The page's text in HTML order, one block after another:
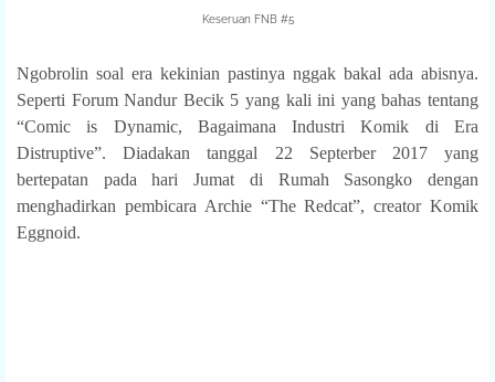
Keseruan FNB #5
Ngobrolin soal era kekinian pastinya nggak bakal ada abisnya.
Seperti Forum Nandur Becik 5 yang kali ini yang bahas tentang
“Comic is Dynamic, Bagaimana Industri Komik di Era
Distruptive”. Diadakan tanggal 22 Septerber 2017 yang
bertepatan pada hari Jumat di Rumah Sasongko dengan
menghadirkan pembicara Archie “The Redcat”, creator Komik
Eggnoid.